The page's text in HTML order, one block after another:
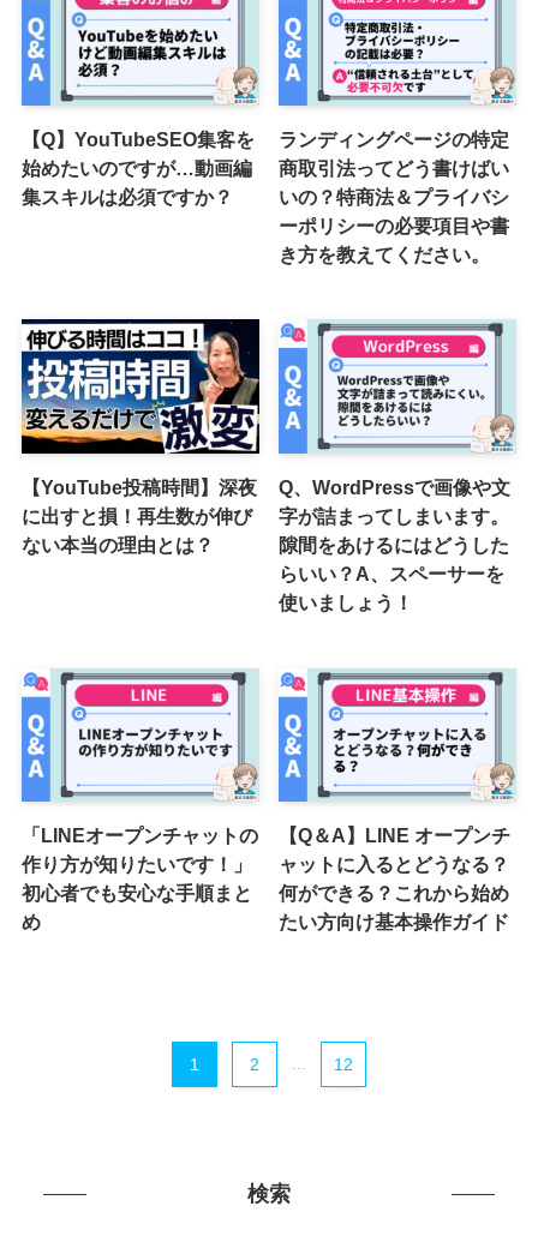
【Q】YouTubeSEO集客を
始めたいのですが…動画編
集スキルは必須ですか？
ランディングページの特定
商取引法ってどう書けばい
いの？特商法＆プライバシ
ーポリシーの必要項目や書
き方を教えてください。
【YouTube投稿時間】深夜
に出すと損！再生数が伸び
ない本当の理由とは？
Q、WordPressで画像や文
字が詰まってしまいます。
隙間をあけるにはどうした
らいい？A、スペーサーを
使いましょう！
「LINEオープンチャットの
作り方が知りたいです！」
初心者でも安心な手順まと
め
【Q＆A】LINE オープンチ
ャットに入るとどうなる？
何ができる？これから始め
たい方向け基本操作ガイド
1 2 ... 12
検索